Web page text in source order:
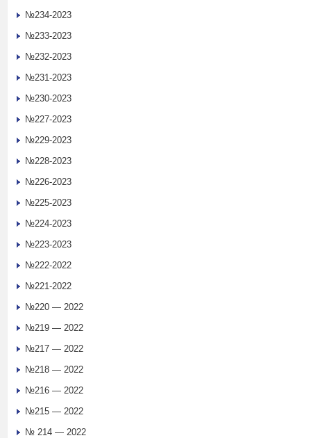
№234-2023
№233-2023
№232-2023
№231-2023
№230-2023
№227-2023
№229-2023
№228-2023
№226-2023
№225-2023
№224-2023
№223-2023
№222-2022
№221-2022
№220 — 2022
№219 — 2022
№217 — 2022
№218 — 2022
№216 — 2022
№215 — 2022
№ 214 — 2022